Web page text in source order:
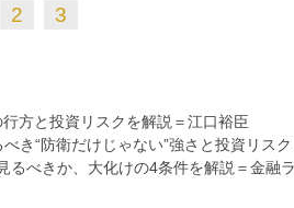
2 3
方と投資リスクを解説＝江口裕臣
き“防衛だけじゃない”強さと投資リス
べきか、大化けの4条件を解説＝金融